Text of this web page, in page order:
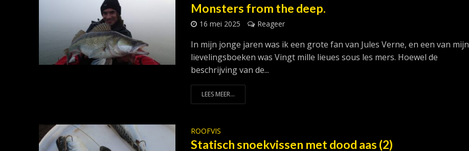
Monsters from the deep.
16 mei 2025 Reageer
In mijn jonge jaren was ik een grote fan van Jules Verne, en een van mijn
lievelingsboeken was Vingt mille lieues sous les mers. Hoewel de
beschrijving van de...
LEES MEER...
ROOFVIS
Statisch snoekvissen met dood aas (2)